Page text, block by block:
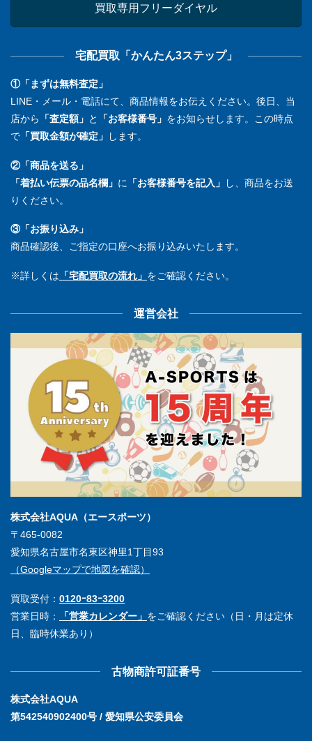
買取専用フリーダイヤル
宅配買取「かんたん3ステップ」
①「まずは無料査定」
LINE・メール・電話にて、商品情報をお伝えください。後日、当
店から
「査定額」 と 「お客様番号」 をお知らせします。この時点
で 「買取金額が確定」 します。
②「商品を送る」
「着払い伝票の品名欄」 に 「お客様番号を記入」
し、商品をお送
りください。
③「お振り込み」
商品確認後、ご指定の口座へお振り込みいたします。
※詳しくは 「宅配買取の流れ」 をご確認ください。
運営会社
株式会社AQUA（エースポーツ）
〒465-0082
愛知県名古屋市名東区神里1丁目93
（Googleマップで地図を確認）
買取受付： 0120ｰ83ｰ3200
営業日時：
「営業カレンダー」 をご確認ください（日・月は定休
日、臨時休業あり）
古物商許可証番号
株式会社AQUA
第542540902400号 / 愛知県公安委員会